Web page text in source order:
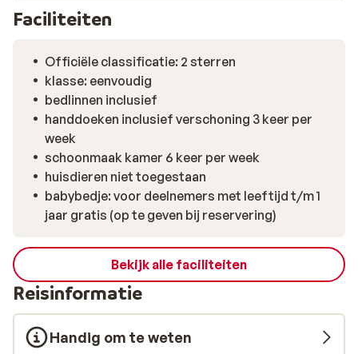
waar je met het vliegtuig vandaan vertrekt. Tijdens
deze reis verblijf je in 2 sterren hotels. Bij aankomst
Deze zijn, over het algemeen, eenvoudig maar netjes
ingericht. Allemaal van een zelfde niveau, maar het type
hotel kan verschillen als je deze met elkaar vergelijkt.
Afhankelijk van diverse omstandigheden ter plaatse,
zoals het weer wordt het reisschema bepaalt wanneer
je ter plaatse bent. Het reisprogramma is dan ook te
allen tijde onder voorbehoud.
Faciliteiten
Officiële classificatie: 2 sterren
klasse: eenvoudig
bedlinnen inclusief
handdoeken inclusief verschoning 3 keer per
week
schoonmaak kamer 6 keer per week
huisdieren niet toegestaan
babybedje: voor deelnemers met leeftijd t/m 1
jaar gratis (op te geven bij reservering)
Bekijk alle faciliteiten
Reisinformatie
Handig om te weten